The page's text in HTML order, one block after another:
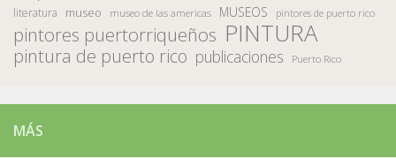
literatura museo museo de las americas MUSEOS pintores de puerto rico
pintores puertorriqueños PINTURA
pintura de puerto rico publicaciones Puerto Rico
MÁS